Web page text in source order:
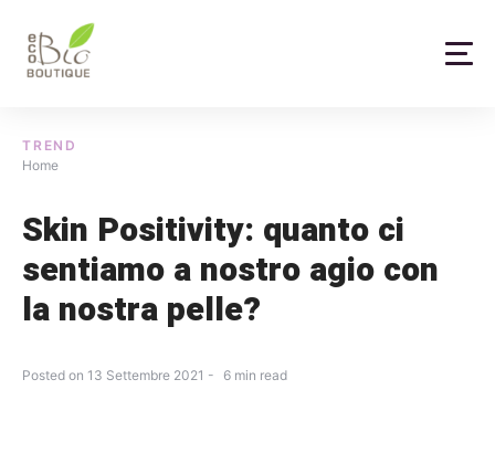
content
TREND
Home
Skin Positivity: quanto ci
sentiamo a nostro agio con
la nostra pelle?
Posted on 13 Settembre 2021 6 min read